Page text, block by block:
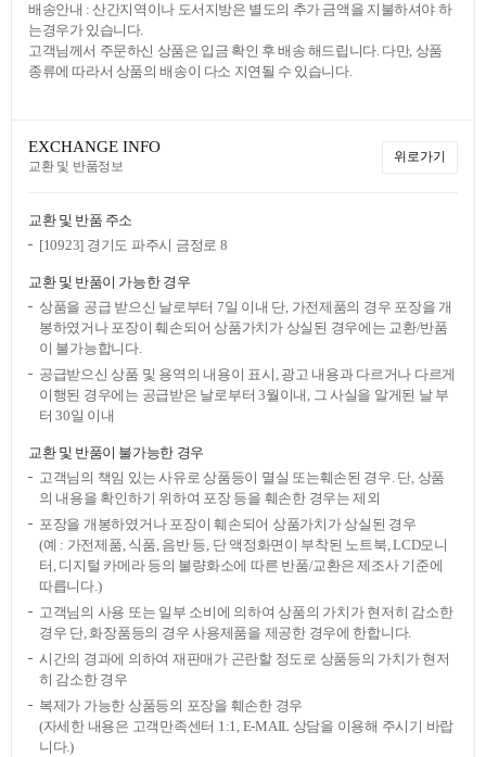
배송안내 : 산간지역이나 도서지방은 별도의 추가 금액을 지불하셔야 하
는경우가 있습니다.
고객님께서 주문하신 상품은 입금 확인 후 배송 해드립니다. 다만, 상품
종류에 따라서 상품의 배송이 다소 지연될 수 있습니다.
EXCHANGE INFO
교환 및 반품정보
위로가기
교환 및 반품 주소
[10923] 경기도 파주시 금정로 8
교환 및 반품이 가능한 경우
상품을 공급 받으신 날로부터 7일 이내 단, 가전제품의 경우 포장을 개
봉하였거나 포장이 훼손되어 상품가치가 상실된 경우에는 교환/반품
이 불가능합니다.
공급받으신 상품 및 용역의 내용이 표시, 광고 내용과 다르거나 다르게
이행된 경우에는 공급받은 날로부터 3월이내, 그 사실을 알게된 날 부
터 30일 이내
교환 및 반품이 불가능한 경우
고객님의 책임 있는 사유로 상품등이 멸실 또는훼손된 경우. 단, 상품
의 내용을 확인하기 위하여 포장 등을 훼손한 경우는 제외
포장을 개봉하였거나 포장이 훼손되어 상품가치가 상실된 경우
(예 : 가전제품, 식품, 음반 등, 단 액정화면이 부착된 노트북, LCD모니
터, 디지털 카메라 등의 불량화소에 따른 반품/교환은 제조사 기준에
따릅니다.)
고객님의 사용 또는 일부 소비에 의하여 상품의 가치가 현저히 감소한
경우 단, 화장품등의 경우 사용제품을 제공한 경우에 한합니다.
시간의 경과에 의하여 재판매가 곤란할 정도로 상품등의 가치가 현저
히 감소한 경우
복제가 가능한 상품등의 포장을 훼손한 경우
(자세한 내용은 고객만족센터 1:1, E-MAIL 상담을 이용해 주시기 바랍
니다.)